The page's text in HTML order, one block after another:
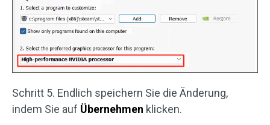
Schritt 5. Endlich speichern Sie die Änderung,
indem Sie auf Übernehmen klicken.